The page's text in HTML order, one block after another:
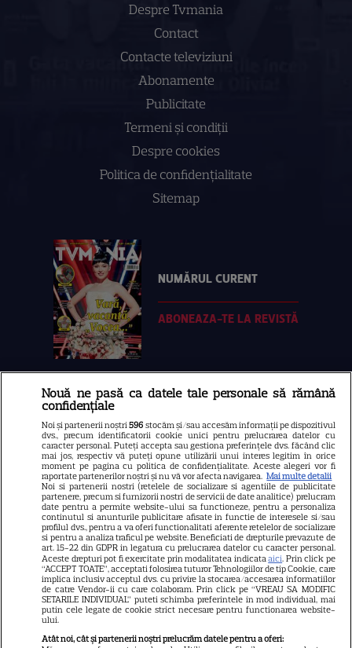
Despre Tvmania
Contact
Contacte televiziuni
Abonamente
Publicitate
Termeni și condiții
Despre cookies
Politica de confidenţialitate
Sitemap
NUMĂRUL CURENT
ABONEAZA-TE LA REVISTĂ
Libertatea
Libertatea pentru femei
GSP
Știri mondene
Avantaje
Elle
Unica
Retete practice
URMĂREȘTE-NE PE
Nouă ne pasă ca datele tale personale să rămână
confidențiale
Noi și partenerii noștri596 stocăm și/sau accesăm informații pe dispozitivul
dvs., precum identificatorii cookie unici pentru prelucrarea datelor cu
caracter personal. Puteți accepta sau gestiona preferințele dvs. făcând clic
mai jos, respectiv vă puteți opune utilizării unui interes legitim în orice
moment pe pagina cu politica de confidențialitate. Aceste alegeri vor fi
raportate partenerilor noștri și nu vă vor afecta navigarea. Mai multe detalii
Noi si partenerii nostri (retelele de socializare si agentiile de publicitate
partenere, precum si furnizorii nostri de servicii de date analitice) prelucram
date pentru a permite website-ului sa functioneze, pentru a personaliza
continutul si anunturile publicitare afisate in functie de interesele si/sau
profilul dvs., pentru a va oferi functionalitati aferente retelelor de socializare
si pentru a analiza traficul pe website. Beneficiati de drepturile prevazute de
art. 15-22 din GDPR in legatura cu prelucrarea datelor cu caracter personal.
Aceste drepturi pot fi exercitate prin modalitatea indicataaici. Prin click pe
“ACCEPT TOATE”, acceptati folosirea tuturor Tehnologiilor de tip Cookie, care
implica inclusiv acceptul dvs. cu privire la stocarea/accesarea informatiilor
de catre Vendor-ii cu care colaboram. Prin click pe “VREAU SA MODIFIC
SETARILE INDIVIDUAL” puteti schimba preferintele in mod individual, mai
putin cele legate de cookie strict necesare pentru functionarea website-
ului.
Atât noi, cât și partenerii noștri prelucrăm datele pentru a oferi: